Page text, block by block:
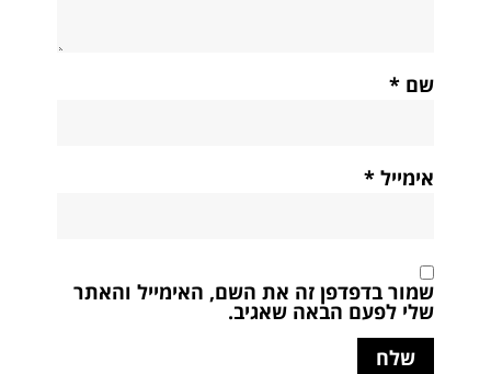
שם *
אימייל *
שמור בדפדפן זה את השם, האימייל והאתר
שלי לפעם הבאה שאגיב.